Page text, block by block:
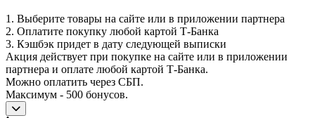
1. Выберите товары на сайте или в приложении партнера
2. Оплатите покупку любой картой Т-Банка
3. Кэшбэк придет в дату следующей выписки
Акция действует при покупке на сайте или в приложении
партнера и оплате любой картой Т-Банка.
Можно оплатить через СБП.
Максимум - 500 бонусов.